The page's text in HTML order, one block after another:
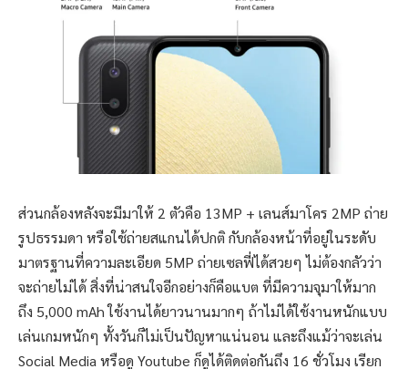
ส่วนกล้องหลังจะมีมาให้ 2 ตัวคือ 13MP + เลนส์มาโคร 2MP ถ่าย
รูปธรรมดา หรือใช้ถ่ายสแกนได้ปกติ กับกล้องหน้าที่อยู่ในระดับ
มาตรฐานที่ความละเอียด 5MP ถ่ายเซลฟี่ได้สวยๆ ไม่ต้องกลัวว่า
จะถ่ายไม่ได้ สิ่งที่น่าสนใจอีกอย่างก็คือแบต ที่มีความจุมาให้มาก
ถึง 5,000 mAh ใช้งานได้ยาวนานมากๆ ถ้าไม่ได้ใช้งานหนักแบบ
เล่นเกมหนักๆ ทั้งวันก็ไม่เป็นปัญหาแน่นอน และถึงแม้ว่าจะเล่น
Social Media หรือดู Youtube ก็ดูได้ติดต่อกันถึง 16 ชั่วโมง เรียก